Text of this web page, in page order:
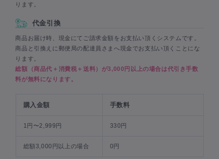
ります。
代金引換
商品お届け時、現金にてご請求金額をお支払い頂くシステムです。
商品と引換えに郵便局の配達員さまへ現金でお支払い頂くことにな
ります。
総額（商品代＋消費税＋送料）が3,000円以上の場合は代引き手数
料が無料になります。
購入金額 手数料
1円〜2,999円 330円
総額3,000円以上の場合 0円